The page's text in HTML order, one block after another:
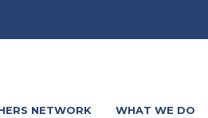
NETWORK WHAT WE DO